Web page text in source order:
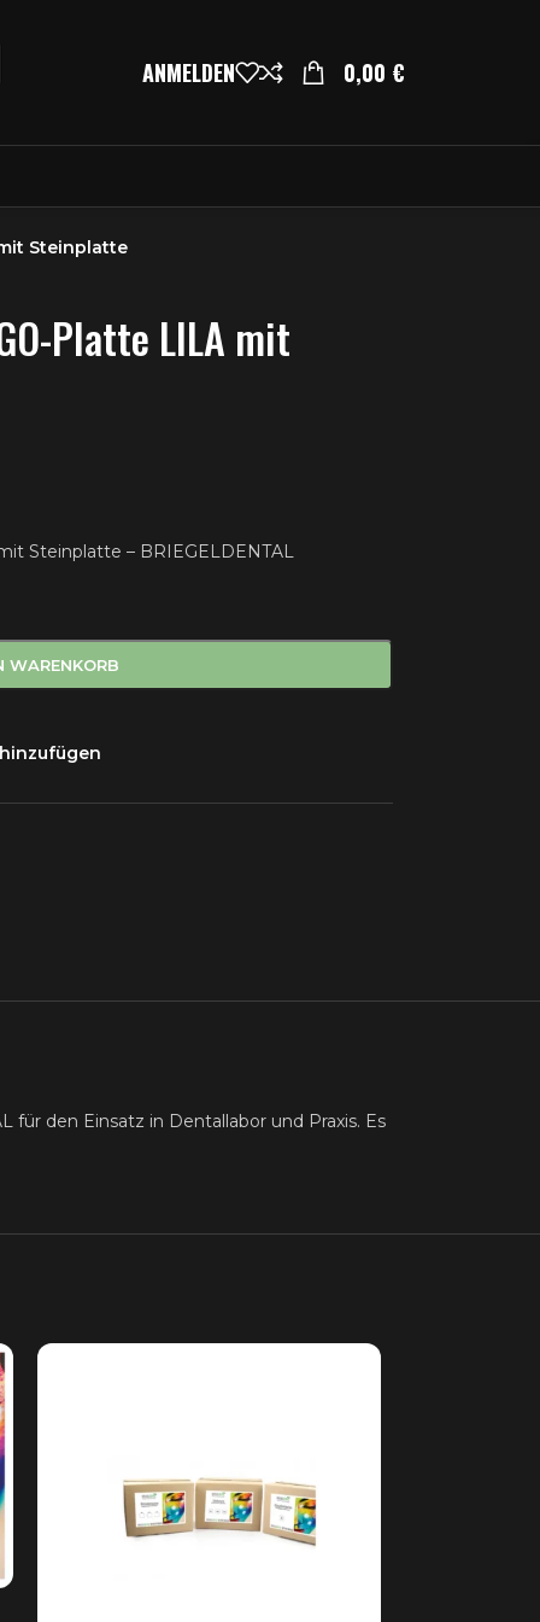
ANMELDEN 0,00 €
Steinplatte
Platte LILA mit
Steinplatte – BRIEGELDENTAL
WARENKORB
den Einsatz in Dentallabor und Praxis. Es